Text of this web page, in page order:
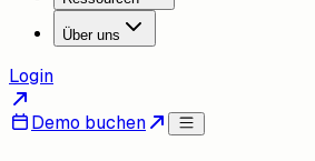
Über uns
Login
Demo buchen